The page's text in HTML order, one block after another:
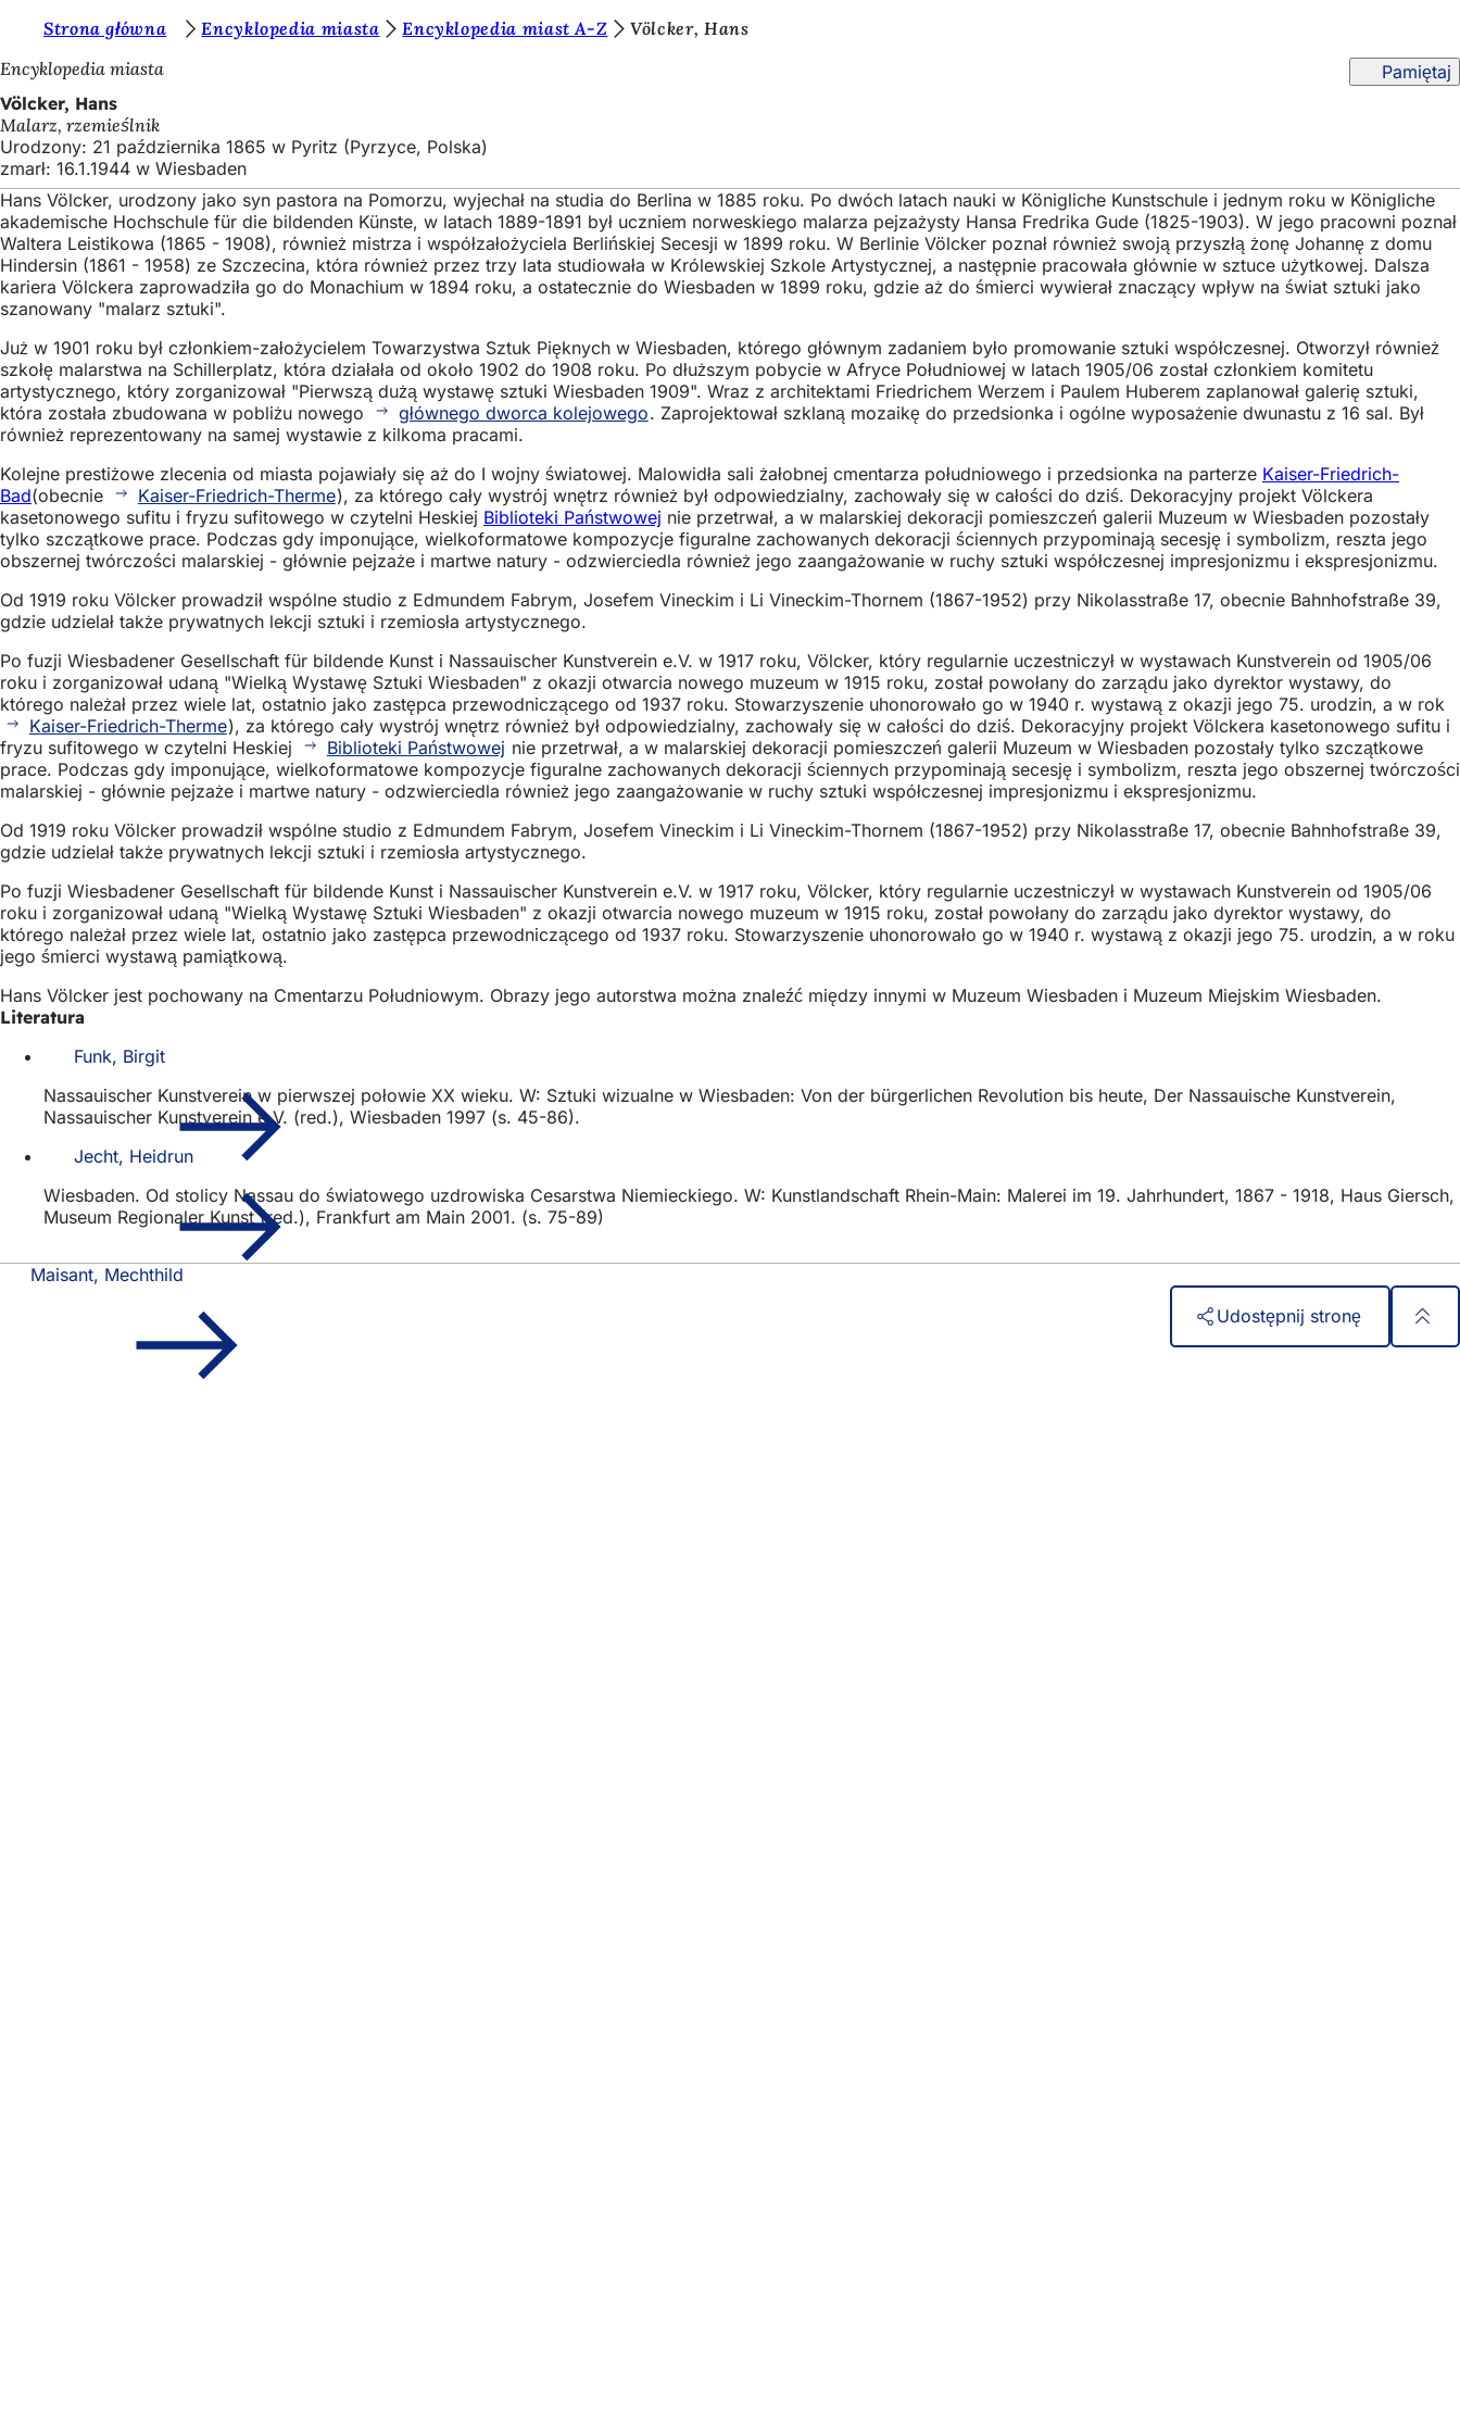
Przejdź do treści
e
s
t
e
ś
t
u
t
a
j
:
Strona główna Encyklopedia miasta Encyklopedia miast A-Z
Völcker, Hans
Encyklopedia miasta
Pamiętaj
Völcker, Hans
Malarz, rzemieślnik
Urodzony: 21 października 1865 w Pyritz (Pyrzyce, Polska)
zmarł: 16.1.1944 w Wiesbaden
Hans Völcker, urodzony jako syn pastora na Pomorzu, wyjechał na studia do Berlina w 1885 roku. Po dwóch latach nauki w Königliche Kunstschule i jednym roku w Königliche
akademische Hochschule für die bildenden Künste, w latach 1889-1891 był uczniem norweskiego malarza pejzażysty Hansa Fredrika Gude (1825-1903). W jego pracowni poznał
Waltera Leistikowa (1865 - 1908), również mistrza i współzałożyciela Berlińskiej Secesji w 1899 roku. W Berlinie Völcker poznał również swoją przyszłą żonę Johannę z domu
Hindersin (1861 - 1958) ze Szczecina, która również przez trzy lata studiowała w Królewskiej Szkole Artystycznej, a następnie pracowała głównie w sztuce użytkowej. Dalsza
kariera Völckera zaprowadziła go do Monachium w 1894 roku, a ostatecznie do Wiesbaden w 1899 roku, gdzie aż do śmierci wywierał znaczący wpływ na świat sztuki jako
szanowany "malarz sztuki".
Już w 1901 roku był członkiem-założycielem Towarzystwa Sztuk Pięknych w Wiesbaden, którego głównym zadaniem było promowanie sztuki współczesnej. Otworzył również
szkołę malarstwa na Schillerplatz, która działała od około 1902 do 1908 roku. Po dłuższym pobycie w Afryce Południowej w latach 1905/06 został członkiem komitetu
artystycznego, który zorganizował "Pierwszą dużą wystawę sztuki Wiesbaden 1909". Wraz z architektami Friedrichem Werzem i Paulem Huberem zaplanował galerię sztuki,
która została zbudowana w pobliżu nowego
głównego dworca kolejowego. Zaprojektował szklaną mozaikę do przedsionka i ogólne wyposażenie dwunastu z 16 sal. Był
również reprezentowany na samej wystawie z kilkoma pracami.
Kolejne prestiżowe zlecenia od miasta pojawiały się aż do I wojny światowej. Malowidła sali żałobnej cmentarza południowego i przedsionka na parterze Kaiser-Friedrich-
Bad(obecnie Kaiser-Friedrich-Therme), za którego cały wystrój wnętrz również był odpowiedzialny, zachowały się w całości do dziś. Dekoracyjny projekt Völckera
kasetonowego sufitu i fryzu sufitowego w czytelni Heskiej Biblioteki Państwowej nie przetrwał, a w malarskiej dekoracji pomieszczeń galerii Muzeum w Wiesbaden pozostały
tylko szczątkowe prace. Podczas gdy imponujące, wielkoformatowe kompozycje figuralne zachowanych dekoracji ściennych przypominają secesję i symbolizm, reszta jego
obszernej twórczości malarskiej - głównie pejzaże i martwe natury - odzwierciedla również jego zaangażowanie w ruchy sztuki współczesnej impresjonizmu i ekspresjonizmu.
Od 1919 roku Völcker prowadził wspólne studio z Edmundem Fabrym, Josefem Vineckim i Li Vineckim-Thornem (1867-1952) przy Nikolasstraße 17, obecnie Bahnhofstraße 39,
gdzie udzielał także prywatnych lekcji sztuki i rzemiosła artystycznego.
Po fuzji Wiesbadener Gesellschaft für bildende Kunst i Nassauischer Kunstverein e.V. w 1917 roku, Völcker, który regularnie uczestniczył w wystawach Kunstverein od 1905/06
roku i zorganizował udaną "Wielką Wystawę Sztuki Wiesbaden" z okazji otwarcia nowego muzeum w 1915 roku, został powołany do zarządu jako dyrektor wystawy, do
którego należał przez wiele lat, ostatnio jako zastępca przewodniczącego od 1937 roku. Stowarzyszenie uhonorowało go w 1940 r. wystawą z okazji jego 75. urodzin, a w rok
Kaiser-Friedrich-Therme), za którego cały wystrój wnętrz również był odpowiedzialny, zachowały się w całości do dziś. Dekoracyjny projekt Völckera kasetonowego sufitu i
fryzu sufitowego w czytelni Heskiej
Biblioteki Państwowej nie przetrwał, a w malarskiej dekoracji pomieszczeń galerii Muzeum w Wiesbaden pozostały tylko szczątkowe
prace. Podczas gdy imponujące, wielkoformatowe kompozycje figuralne zachowanych dekoracji ściennych przypominają secesję i symbolizm, reszta jego obszernej twórczości
malarskiej - głównie pejzaże i martwe natury - odzwierciedla również jego zaangażowanie w ruchy sztuki współczesnej impresjonizmu i ekspresjonizmu.
Od 1919 roku Völcker prowadził wspólne studio z Edmundem Fabrym, Josefem Vineckim i Li Vineckim-Thornem (1867-1952) przy Nikolasstraße 17, obecnie Bahnhofstraße 39,
gdzie udzielał także prywatnych lekcji sztuki i rzemiosła artystycznego.
Po fuzji Wiesbadener Gesellschaft für bildende Kunst i Nassauischer Kunstverein e.V. w 1917 roku, Völcker, który regularnie uczestniczył w wystawach Kunstverein od 1905/06
roku i zorganizował udaną "Wielką Wystawę Sztuki Wiesbaden" z okazji otwarcia nowego muzeum w 1915 roku, został powołany do zarządu jako dyrektor wystawy, do
którego należał przez wiele lat, ostatnio jako zastępca przewodniczącego od 1937 roku. Stowarzyszenie uhonorowało go w 1940 r. wystawą z okazji jego 75. urodzin, a w roku
jego śmierci wystawą pamiątkową.
Hans Völcker jest pochowany na Cmentarzu Południowym. Obrazy jego autorstwa można znaleźć między innymi w Muzeum Wiesbaden i Muzeum Miejskim Wiesbaden.
Literatura
Funk, Birgit
Nassauischer Kunstverein w pierwszej połowie XX wieku. W: Sztuki wizualne w Wiesbaden: Von der bürgerlichen Revolution bis heute, Der Nassauische Kunstverein,
Nassauischer Kunstverein e.V. (red.), Wiesbaden 1997 (s. 45-86).
Jecht, Heidrun
Wiesbaden. Od stolicy Nassau do światowego uzdrowiska Cesarstwa Niemieckiego. W: Kunstlandschaft Rhein-Main: Malerei im 19. Jahrhundert, 1867 - 1918, Haus Giersch,
Museum Regionaler Kunst (red.), Frankfurt am Main 2001. (s. 75-89)
Maisant, Mechthild
Udostępnij stronę